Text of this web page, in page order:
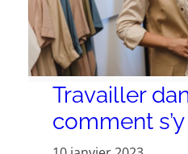
Travailler
comment